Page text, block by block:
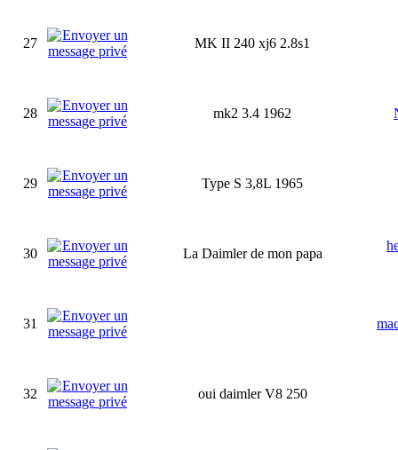
27 MK II 240 xj6 2.8s1
28 mk2 3.4 1962
29 Type S 3,8L 1965
30 La Daimler de mon papa
31
32 oui daimler V8 250